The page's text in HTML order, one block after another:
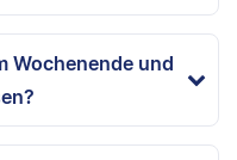
Wochenende und